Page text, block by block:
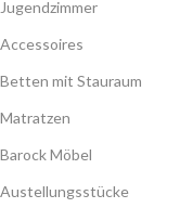
Jugendzimmer
Accessoires
Betten mit Stauraum
Matratzen
Barock Möbel
Austellungsstücke